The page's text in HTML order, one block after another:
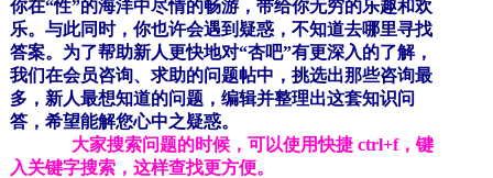
你在“性”的海洋中尽情的畅游，带给你无穷的乐趣和欢
乐。与此同时，你也许会遇到疑惑，不知道去哪里寻找
答案。为了帮助新人更快地对“杏吧”有更深入的了解，
我们在会员咨询、求助的问题帖中，挑选出那些咨询最
多，新人最想知道的问题，编辑并整理出这套知识问
答，希望能解您心中之疑惑。
大家搜索问题的时候，可以使用快捷 ctrl+f，键
入关键字搜索，这样查找更方便。